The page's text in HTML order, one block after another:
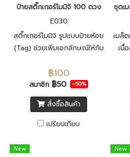
ป้ายสติ๊กเกอร์โมมิจิ 100 ดวง
E030
สติ๊กเกอร์โมมิจิ รูปแบบป้ายห้อย
(Tag) ช่วยเพิ่มเอกลักษณ์ให้กับ
เมี่ยมให้กับผลเมล่อน ผลิตจาก
พลาสติกพีพี คุณภาพสูง กันน้ำ
สีสันสวยงาม จำนวนชุดละ 100
ดวง
฿100
สมาชิก ฿50 -50%
สั่งซื้อสินค้า
เปรียบเทียบ
ชุดเ
เมล็
เนื้
เนี
เข้
New New